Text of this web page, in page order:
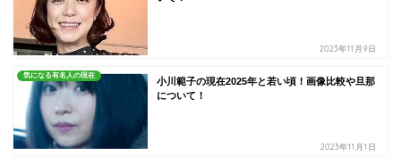
2023年11月9日
気になる有名人の現在
小川範子の現在2025年と若い頃！画像比較や旦那
について！
2023年11月1日